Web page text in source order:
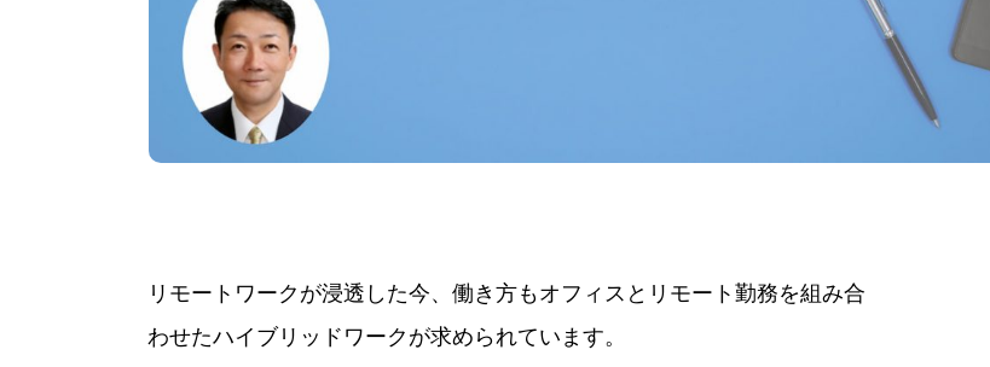
リモートワークが浸透した今、働き方もオフィスとリモート勤務を組み合
わせたハイブリッドワークが求められています。